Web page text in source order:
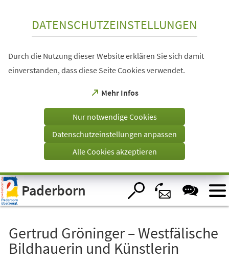
Visuelle
Assistenzsoftware
öffnen.
DATENSCHUTZEINSTELLUNGEN
Durch die Nutzung dieser Website erklären Sie sich damit
einverstanden, dass diese Seite Cookies verwendet.
Mehr Infos
(Öffnet
einem
Tab)
Nur notwendige Cookies
Datenschutzeinstellungen anpassen
Alle Cookies akzeptieren
Paderborn
Gertrud Gröninger – Westfälische
Bildhauerin und Künstlerin